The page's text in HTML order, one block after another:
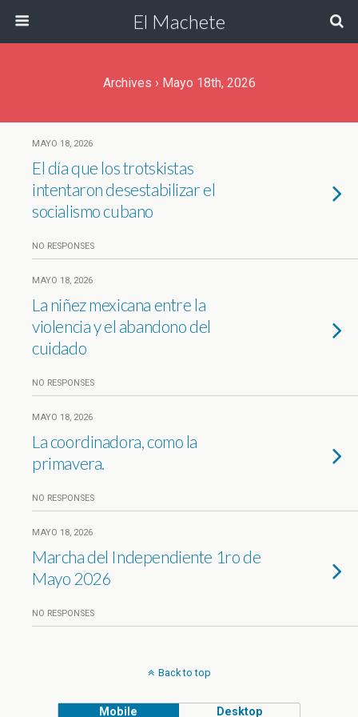
El Machete
Archives › Mayo 18th, 2026
MAYO 18, 2026
El día que los trotskistas
intentaron desestabilizar el
socialismo cubano
NO RESPONSES
MAYO 18, 2026
La niñez mexicana entre la
violencia y el abandono del
cuidado
NO RESPONSES
MAYO 18, 2026
La coordinadora, como la
primavera.
NO RESPONSES
MAYO 18, 2026
Marcha del Independiente 1ro de
Mayo 2026
NO RESPONSES
Back to top
Mobile Desktop